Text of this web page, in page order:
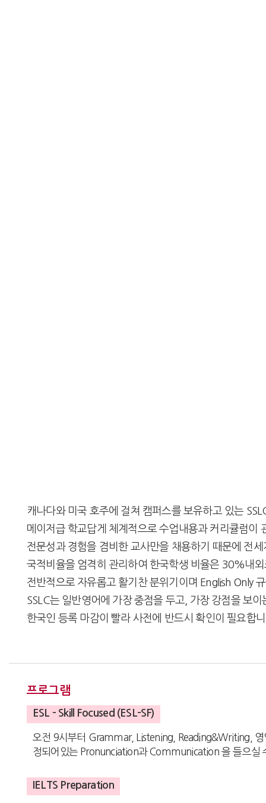
캐나다와 미국 호주에 걸쳐 캠퍼스를 보유하고 있는
메이저급 학교답게 체계적으로 수업내용과 커리큘럼이
전문성과 경험을 겸비한 교사만을 채용하기 때문에 전
국적비율을 엄격히 관리하여 한국학생 비율은 30%내
전반적으로 자유롭고 활기찬 분위기이며 English Only
SSLC는 일반영어에 가장 중점을 두고, 가장 강점을 보
한국인 등록 마감이 빨라 사전에 반드시 확인이 필요합
프로그램
ESL - Skill Focused (ESL-SF)
오전 9시부터 Grammar, Listening, Reading&Writing, 영
정되어있는 Pronunciation과 Communication 을 들으실
IELTS Preparation